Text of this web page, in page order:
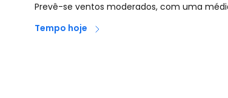
Prevê-se ventos moderados, com uma
Tempo hoje